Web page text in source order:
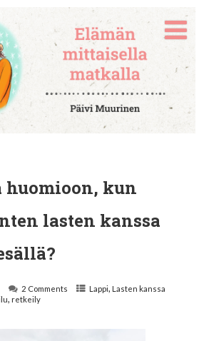
huomioon, kun
lasten kanssa
2 Comments Lappi,Lasten kanssa
,retkeily